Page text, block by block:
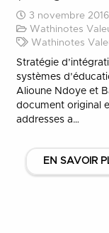
3 novembre 2016
Wathinotes
Wathinotes
Stratégie
systèmes
Alioune Ndoye et
document original
addresses a…
EN SAVOIR